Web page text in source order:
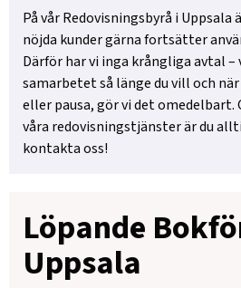
På vår Redovisningsbyrå i
nöjda kunder gärna fortsätter
Därför har vi inga krångliga avtal
samarbetet så länge du vill och
eller pausa, gör vi det omedelbart.
våra redovisningstjänster är du
kontakta oss!
Löpande
Uppsala